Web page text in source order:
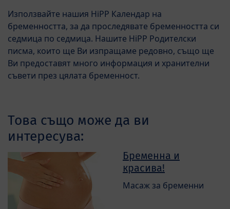
Използвайте нашия HiPP Календар на
бременността, за да проследявате бременността си
седмица по седмица. Нашите HiPP Родителски
писма, които ще Ви изпращаме редовно, също ще
Ви предоставят много информация и хранителни
съвети през цялата бременност.
Това също може да ви
интересува:
Бременна и
красива!
Масаж за бременни